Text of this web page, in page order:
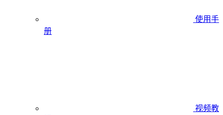
使用手
册
视频教